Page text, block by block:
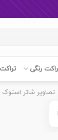
رنگی
تصاویر شاتر استوک